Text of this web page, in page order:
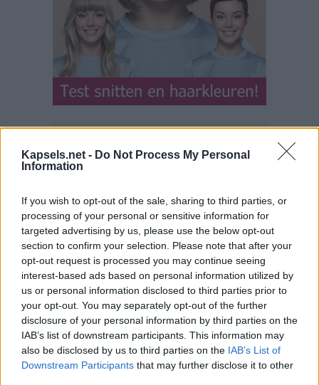
Kapsels.net - Do Not Process My Personal
Information
If you wish to opt-out of the sale, sharing to third parties, or
processing of your personal or sensitive information for
targeted advertising by us, please use the below opt-out
section to confirm your selection. Please note that after your
opt-out request is processed you may continue seeing
interest-based ads based on personal information utilized by
us or personal information disclosed to third parties prior to
your opt-out. You may separately opt-out of the further
disclosure of your personal information by third parties on the
IAB’s list of downstream participants. This information may
also be disclosed by us to third parties on the IAB’s List of
Downstream Participants that may further disclose it to other